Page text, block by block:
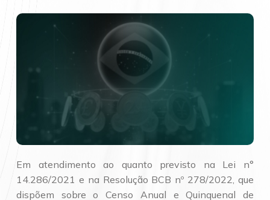
Em atendimento ao quanto previsto na Lei n°
14.286/2021 e na Resolução BCB nº 278/2022, que
dispõem sobre o Censo Anual e Quinquenal de